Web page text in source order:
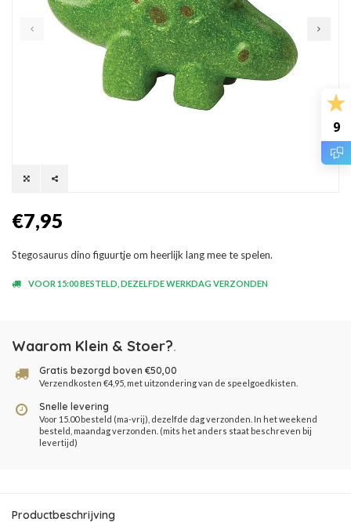
9
€7,95
Stegosaurus dino figuurtje om heerlijk lang mee te spelen.
VOOR 15:00 BESTELD, DEZELFDE WERKDAG VERZONDEN
Waarom Klein & Stoer?.
Gratis bezorgd boven €50,00
Verzendkosten €4,95, met uitzondering van de speelgoedkisten.
Snelle levering
Voor 15.00 besteld (ma-vrij), dezelfde dag verzonden. In het weekend
besteld, maandag verzonden. (mits het anders staat beschreven bij
levertijd)
Productbeschrijving